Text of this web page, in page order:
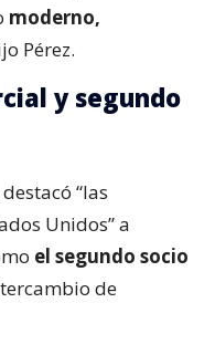
moderno,
Pérez.
y segundo
“las
Unidos” a
el segundo socio
de